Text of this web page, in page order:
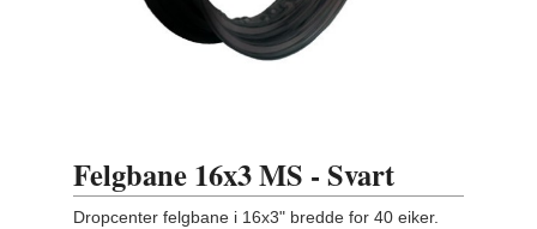
Felgbane 16x3 MS - Svart
Dropcenter felgbane i 16x3" bredde for 40 eiker.